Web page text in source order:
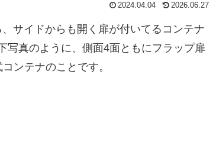
2024.04.04 2026.06.27
サイドからも開く扉が付いてるコンテナ
写真のように、側面4面ともにフラップ扉
ンテナのことです。